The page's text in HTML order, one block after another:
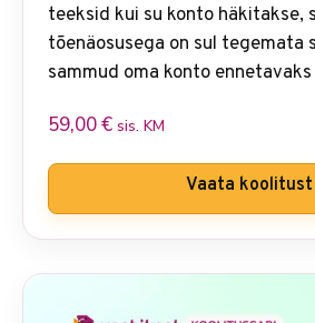
teeksid kui su konto häkitakse,
tõenäosusega on sul tegemata
sammud oma konto
59,00€ sis. KM
Vaata koolitust